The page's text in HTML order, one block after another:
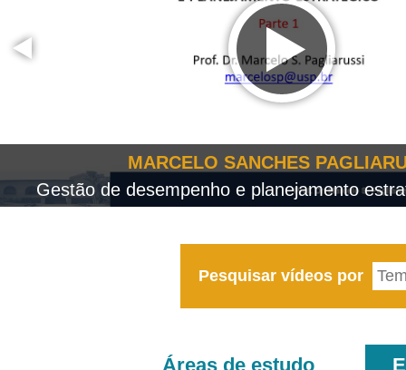
MARCELO SANCHES
Gestão de desempenho e planejamento
Pesquisar vídeos por
Áreas de estudo